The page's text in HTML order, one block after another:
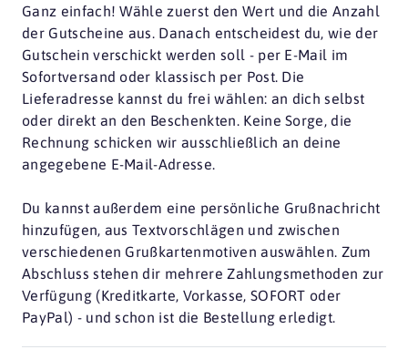
Ganz einfach! Wähle zuerst den Wert und die Anzahl
der Gutscheine aus. Danach entscheidest du, wie der
Gutschein verschickt werden soll - per E-Mail im
Sofortversand oder klassisch per Post. Die
Lieferadresse kannst du frei wählen: an dich selbst
oder direkt an den Beschenkten. Keine Sorge, die
Rechnung schicken wir ausschließlich an deine
angegebene E-Mail-Adresse.
Du kannst außerdem eine persönliche Grußnachricht
hinzufügen, aus Textvorschlägen und zwischen
verschiedenen Grußkartenmotiven auswählen. Zum
Abschluss stehen dir mehrere Zahlungsmethoden zur
Verfügung (Kreditkarte, Vorkasse, SOFORT oder
PayPal) - und schon ist die Bestellung erledigt.